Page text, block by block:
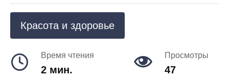
Красота и здоровье
Время чтения
2 мин.
Просмотры
47